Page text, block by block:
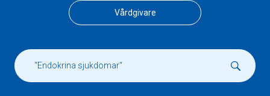
Vårdgivare